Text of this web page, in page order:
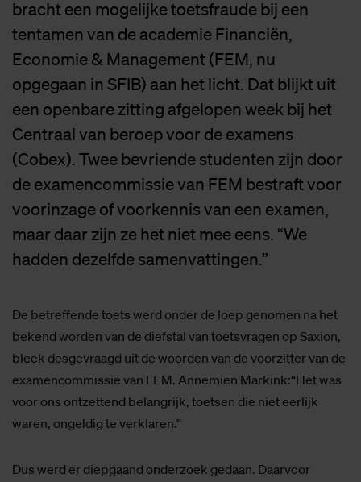
bracht een mogelijke toetsfraude bij een
tentamen van de academie Financiën,
Economie & Management (FEM, nu
opgegaan in SFIB) aan het licht. Dat blijkt uit
een openbare zitting afgelopen week bij het
Centraal van beroep voor de examens
(Cobex). Twee bevriende studenten zijn door
de examencommissie van FEM bestraft voor
voorinzage of voorkennis van een examen,
maar daar zijn ze het niet mee eens. “We
hadden dezelfde samenvattingen.”
De betreffende toets werd onder de loep genomen na het
bekend worden van de diefstal van toetsvragen op Saxion,
bleek desgevraagd uit de woorden van de voorzitter van de
examencommissie van FEM. Annemien Markink:“Het was
voor ons ontzettend belangrijk, toetsen die niet eerlijk
waren, ongeldig te verklaren.”
Dus werd er diepgaand onderzoek gedaan. Daarvoor